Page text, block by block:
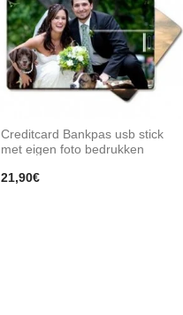
Creditcard Bankpas usb stick
met eigen foto bedrukken
21,90€